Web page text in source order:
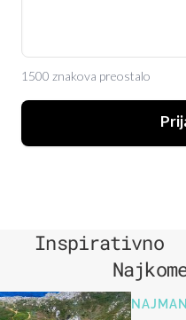
1500 znakova preostalo
Inspirativno